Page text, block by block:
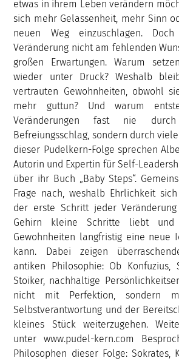
etwas in ihrem Leben verändern
sich mehr Gelassenheit, mehr Sinn
neuen Weg einzuschlagen.
Veränderung nicht am fehlenden
großen Erwartungen. Warum
wieder unter Druck? Weshalb
vertrauten Gewohnheiten, obwohl
mehr guttun? Und warum
Veränderungen fast nie
Befreiungsschlag, sondern durch
dieser Pudelkern-Folge sprechen
Autorin und Expertin für Self-
über ihr Buch „Baby Steps“.
Frage nach, weshalb Ehrlichkeit
der erste Schritt jeder
Gehirn kleine Schritte liebt
Gewohnheiten langfristig eine neue
kann. Dabei zeigen
antiken Philosophie: Ob Konfuzius,
Stoiker, nachhaltige
nicht mit Perfektion, sondern
Selbstverantwortung und der
kleines Stück weiterzugehen.
unter www.pudel-kern.com
Philosophen dieser Folge: Sokrates,